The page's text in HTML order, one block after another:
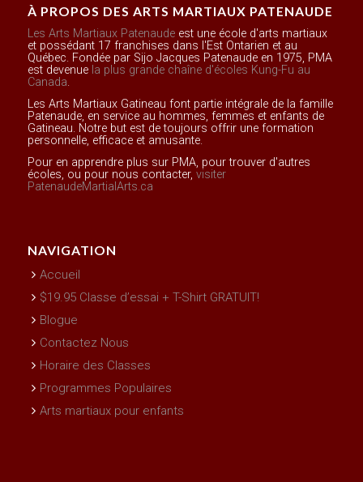
À PROPOS DES ARTS MARTIAUX PATENAUDE
Les Arts Martiaux Patenaudeest une école d'arts martiaux
et possédant 17 franchises dans l'Est Ontarien et au
Québec. Fondée par Sijo Jacques Patenaude en 1975, PMA
est devenue la plus grande chaîne d'écoles Kung-Fu au
Canada.
Les Arts Martiaux Gatineau font partie intégrale de la famille
Patenaude, en service au hommes, femmes et enfants de
Gatineau. Notre but est de toujours offrir une formation
personnelle, efficace et amusante.
Pour en apprendre plus sur PMA, pour trouver d'autres
écoles, ou pour nous contacter, visiter
PatenaudeMartialArts.ca
NAVIGATION
Accueil
$19.95 Classe d’essai + T-Shirt GRATUIT!
Blogue
Contactez Nous
Horaire des Classes
Programmes Populaires
Arts martiaux pour enfants